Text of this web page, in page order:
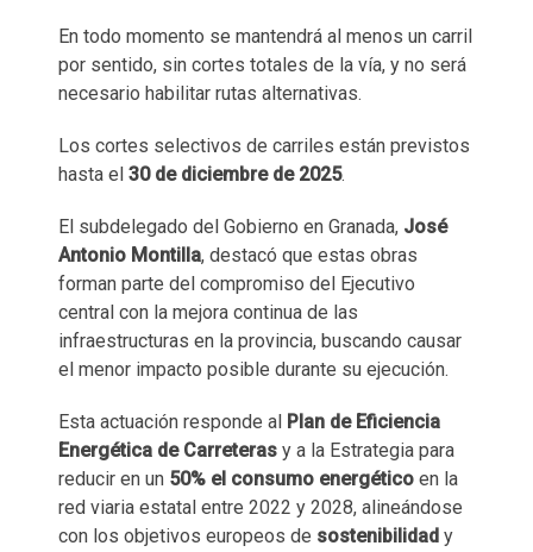
En todo momento se mantendrá al menos un carril
por sentido, sin cortes totales de la vía, y no será
necesario habilitar rutas alternativas.
Los cortes selectivos de carriles están previstos
hasta el 30 de diciembre de 2025.
El subdelegado del Gobierno en Granada, José
Antonio Montilla, destacó que estas obras
forman parte del compromiso del Ejecutivo
central con la mejora continua de las
infraestructuras en la provincia, buscando causar
el menor impacto posible durante su ejecución.
Esta actuación responde al Plan de Eficiencia
Energética de Carreteras y a la Estrategia para
reducir en un 50% el consumo energético en la
red viaria estatal entre 2022 y 2028, alineándose
con los objetivos europeos de sostenibilidad y